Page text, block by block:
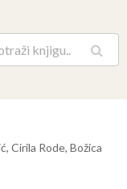
Pretraga
Cirila Rode, Božica